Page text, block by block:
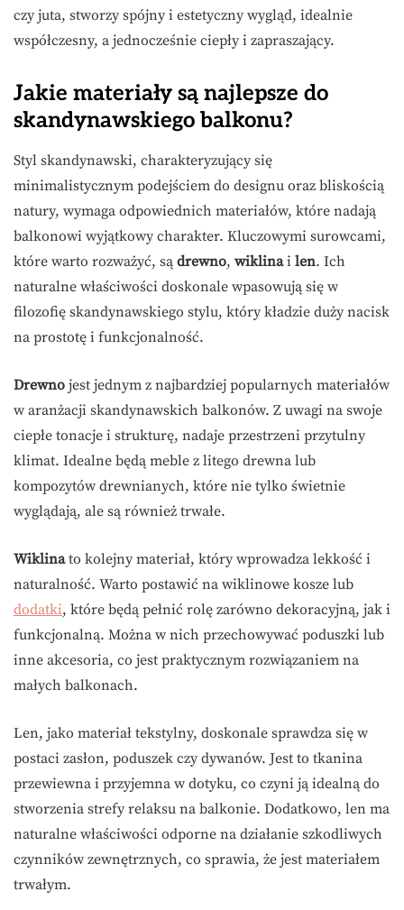
czy juta, stworzy spójny i estetyczny wygląd, idealnie
współczesny, a jednocześnie ciepły i zapraszający.
Jakie materiały są najlepsze do
skandynawskiego balkonu?
Styl skandynawski, charakteryzujący się
minimalistycznym podejściem do designu oraz bliskością
natury, wymaga odpowiednich materiałów, które nadają
balkonowi wyjątkowy charakter. Kluczowymi surowcami,
które warto rozważyć, są drewno, wiklinai len. Ich
naturalne właściwości doskonale wpasowują się w
filozofię skandynawskiego stylu, który kładzie duży nacisk
na prostotę i funkcjonalność.
Drewno jest jednym z najbardziej popularnych materiałów
w aranżacji skandynawskich balkonów. Z uwagi na swoje
ciepłe tonacje i strukturę, nadaje przestrzeni przytulny
klimat. Idealne będą meble z litego drewna lub
kompozytów drewnianych, które nie tylko świetnie
wyglądają, ale są również trwałe.
Wiklinato kolejny materiał, który wprowadza lekkość i
naturalność. Warto postawić na wiklinowe kosze lub
dodatki, które będą pełnić rolę zarówno dekoracyjną, jak i
funkcjonalną. Można w nich przechowywać poduszki lub
inne akcesoria, co jest praktycznym rozwiązaniem na
małych balkonach.
Len, jako materiał tekstylny, doskonale sprawdza się w
postaci zasłon, poduszek czy dywanów. Jest to tkanina
przewiewna i przyjemna w dotyku, co czyni ją idealną do
stworzenia strefy relaksu na balkonie. Dodatkowo, len ma
naturalne właściwości odporne na działanie szkodliwych
czynników zewnętrznych, co sprawia, że jest materiałem
trwałym.